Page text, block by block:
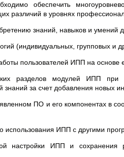
обеспечить
различий в уровнях
знаний, навыков и умений
(индивидуальных, групповых и
пользователей ИПП на основе
разделов модулей ИПП при
знаний за счет добавления новых
ПО и его компонентах в
использования ИПП с другими
настройки ИПП и сохранения